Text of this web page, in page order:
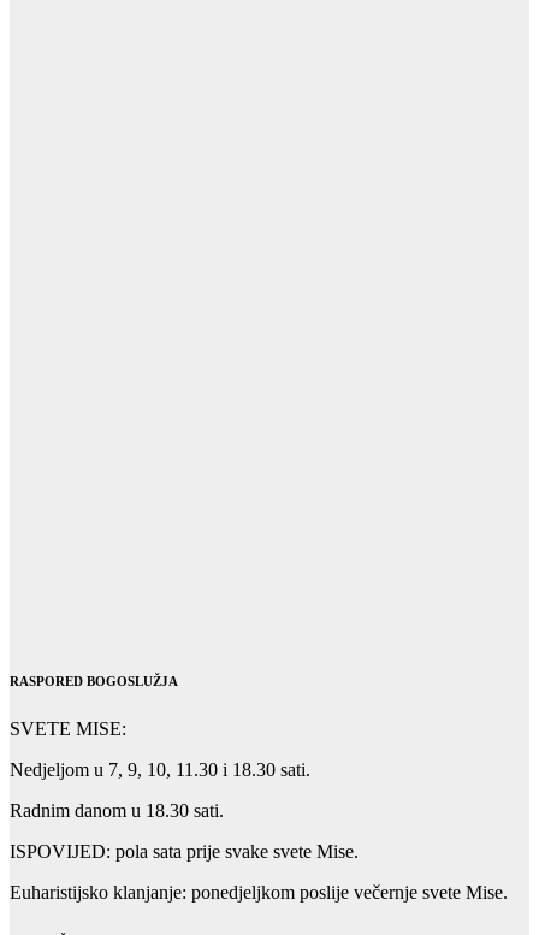
RASPORED BOGOSLUŽJA
SVETE MISE:
Nedjeljom u 7, 9, 10, 11.30 i 18.30 sati.
Radnim danom u 18.30 sati.
ISPOVIJED: pola sata prije svake svete Mise.
Euharistijsko klanjanje: ponedjeljkom poslije večernje svete Mise.